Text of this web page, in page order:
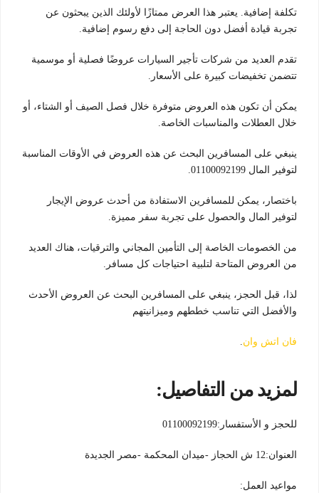
تكلفة إضافية. يعتبر هذا العرض ممتازًا لأولئك الذين يبحثون عن
تجربة قيادة أفضل دون الحاجة إلى دفع رسوم إضافية.
تقدم العديد من شركات تأجير السيارات عروضًا فصلية أو موسمية
تتضمن تخفيضات كبيرة على الأسعار.
يمكن أن تكون هذه العروض متوفرة خلال فصل الصيف أو الشتاء، أو
خلال العطلات والمناسبات الخاصة.
ينبغي على المسافرين البحث عن هذه العروض في الأوقات المناسبة
لتوفير المال 01100092199.
باختصار، يمكن للمسافرين الاستفادة من أحدث عروض الإيجار
لتوفير المال والحصول على تجربة سفر مميزة.
من الخصومات الخاصة إلى التأمين المجاني والترقيات، هناك العديد
من العروض المتاحة لتلبية احتياجات كل مسافر.
لذا، قبل الحجز، ينبغي على المسافرين البحث عن العروض الأحدث
والأفضل التي تناسب خططهم وميزانيتهم
فان اتش وان.
لمزيد من التفاصيل:
للحجز و الأستفسار:01100092199
العنوان:12 ش الحجاز -ميدان المحكمة -مصر الجديدة
مواعيد العمل: